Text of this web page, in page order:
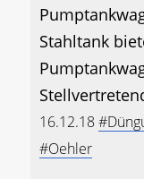
Stahltank
16.12.18
#Oehler